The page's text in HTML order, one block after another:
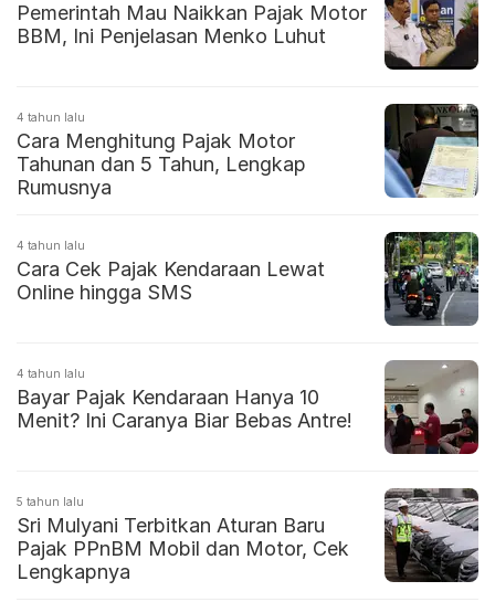
Pemerintah Mau Naikkan Pajak Motor
BBM, Ini Penjelasan Menko Luhut
4 tahun lalu
Cara Menghitung Pajak Motor
Tahunan dan 5 Tahun, Lengkap
Rumusnya
4 tahun lalu
Cara Cek Pajak Kendaraan Lewat
Online hingga SMS
4 tahun lalu
Bayar Pajak Kendaraan Hanya 10
Menit? Ini Caranya Biar Bebas Antre!
5 tahun lalu
Sri Mulyani Terbitkan Aturan Baru
Pajak PPnBM Mobil dan Motor, Cek
Lengkapnya